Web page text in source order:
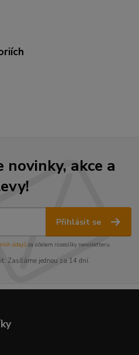
akce a
Přihlásit se
údajůza účelem rozesílky newsletteru.
Zasíláme jednou za 14 dní.